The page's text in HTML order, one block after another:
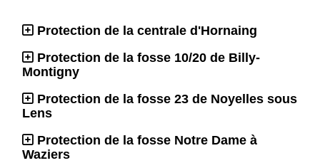
Protection de la centrale d'Hornaing
Protection de la fosse 10/20 de Billy-
Montigny
Protection de la fosse 23 de Noyelles sous
Lens
Protection de la fosse Notre Dame à
Waziers